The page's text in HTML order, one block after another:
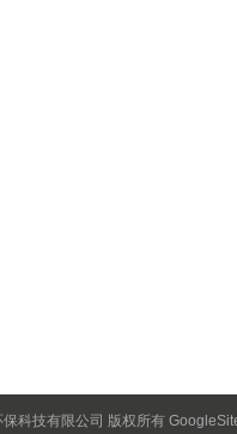
科技有限公司 版权所有